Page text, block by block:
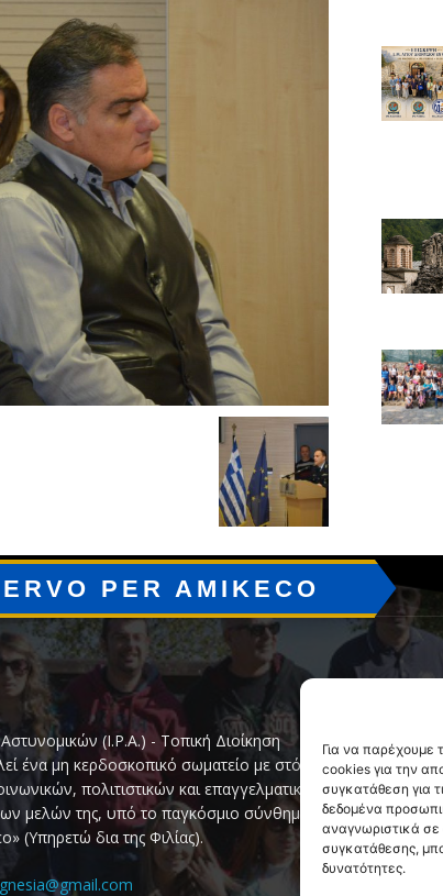
Για να παρέχουμε
cookies για την
συγκατάθεση για
δεδομένα
αναγνωριστικά
συγκατάθεσης,
δυνατότητες.
PER AMIKECO
(I.P.A.) - Τοπική Διοίκηση
ένα μη κερδοσκοπικό σωματείο με στόχο
πολιτιστικών και επαγγελματικών
μελών της, υπό το παγκόσμιο σύνθημα
(Υπηρετώ δια της Φιλίας).